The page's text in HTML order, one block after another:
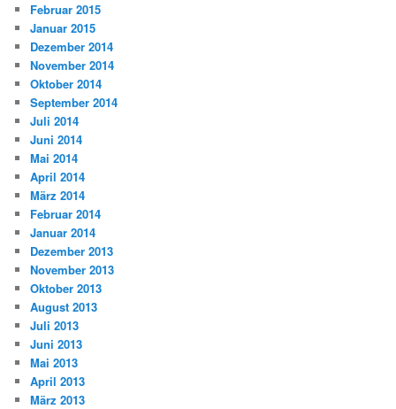
Februar 2015
Januar 2015
Dezember 2014
November 2014
Oktober 2014
September 2014
Juli 2014
Juni 2014
Mai 2014
April 2014
März 2014
Februar 2014
Januar 2014
Dezember 2013
November 2013
Oktober 2013
August 2013
Juli 2013
Juni 2013
Mai 2013
April 2013
März 2013